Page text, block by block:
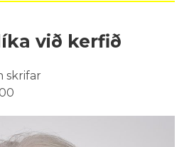
við kerfið
skrifar